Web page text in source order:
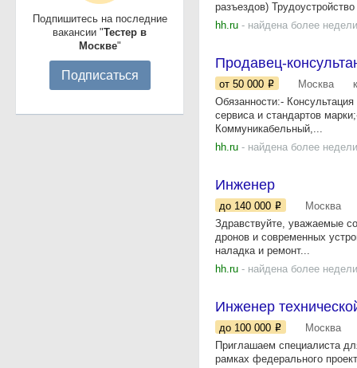
разъездов)
hh.ru - найдена более
Продавец-
от 50 000 Москва
Обязанности:-
сервиса и стандартов
Коммуникабельный,...
hh.ru - найдена более
Инженер
до 140 000
Москва
Здравствуйте, уважаемые
дронов и современных
наладка и ремонт...
hh.ru - найдена более
Инженер
до 100 000
Москва
Приглашаем специалиста
рамках федерального
Подпишитесь на последние
вакансии "Тестер в
Москве"
Подписаться